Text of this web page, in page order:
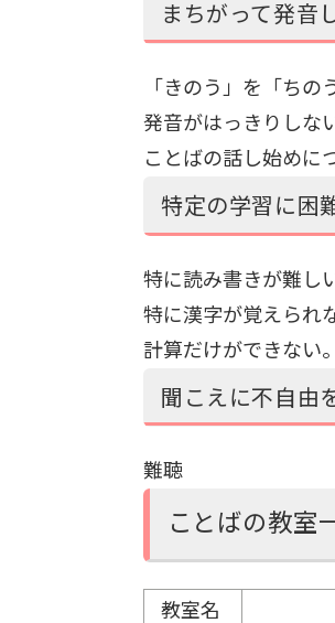
まちがって発音
「きのう」を「ち
発音がはっきりしな
ことばの話し始めに
特定の学習に困
特に読み書きが難し
特に漢字が覚えられ
計算だけができない。
聞こえに不自由
難聴
ことばの教室
教室名